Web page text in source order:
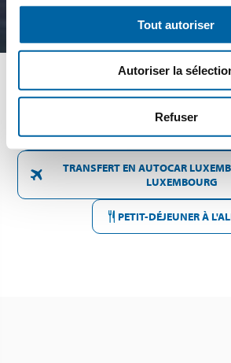
Tout autoriser
Autoriser la
Refuser
SAMEDI 29 MAI - SAMEDI 5 JUIN
TRANSFERT EN AUTOCAR
LUXEMBOURG
PETIT-DÉJEUNER À